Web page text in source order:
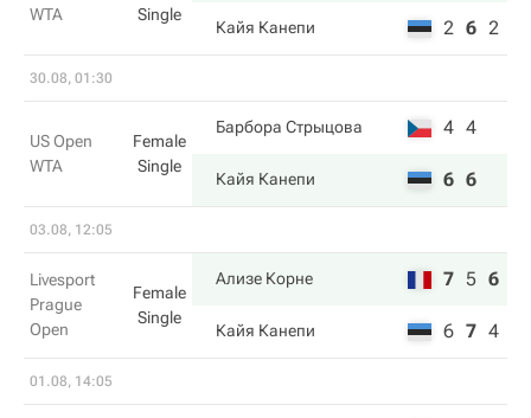
WTA
Single
Кайя Канепи 2 6 2
30.08, 01:30
US Open
WTA
Female
Single
Барбора Стрыцова 4 4
Кайя Канепи 6 6
03.08, 12:05
Livesport
Prague
Open
Female
Single
Ализе Корне 7 5 6
Кайя Канепи 6 7 4
01.08, 14:05